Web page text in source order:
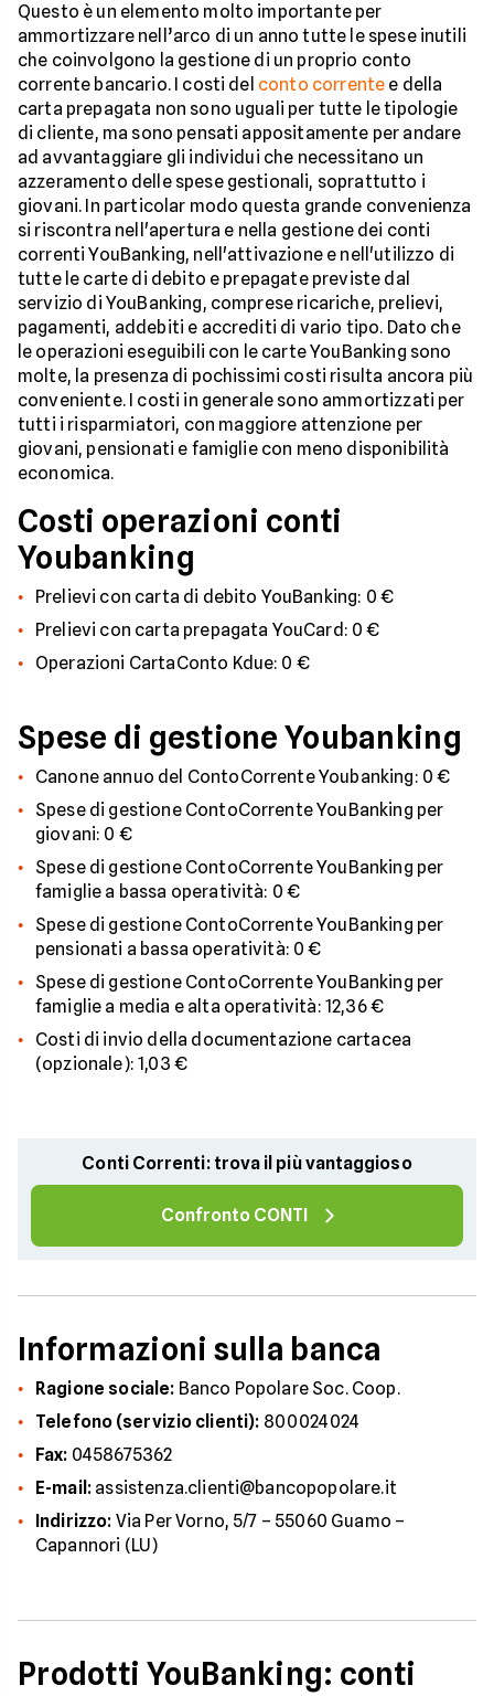
Questo è un elemento molto importante per
ammortizzare nell’arco di un anno tutte le spese inutili
che coinvolgono la gestione di un proprio conto
corrente bancario. I costi del conto corrente e della
carta prepagata non sono uguali per tutte le tipologie
di cliente, ma sono pensati appositamente per andare
ad avvantaggiare gli individui che necessitano un
azzeramento delle spese gestionali, soprattutto i
giovani. In particolar modo questa grande convenienza
si riscontra nell'apertura e nella gestione dei conti
correnti YouBanking, nell'attivazione e nell'utilizzo di
tutte le carte di debito e prepagate previste dal
servizio di YouBanking, comprese ricariche, prelievi,
pagamenti, addebiti e accrediti di vario tipo. Dato che
le operazioni eseguibili con le carte YouBanking sono
molte, la presenza di pochissimi costi risulta ancora più
conveniente. I costi in generale sono ammortizzati per
tutti i risparmiatori, con maggiore attenzione per
giovani, pensionati e famiglie con meno disponibilità
economica.
Costi operazioni conti
Youbanking
Prelievi con carta di debito YouBanking: 0 €
Prelievi con carta prepagata YouCard: 0 €
Operazioni CartaConto Kdue: 0 €
Spese di gestione Youbanking
Canone annuo del ContoCorrente Youbanking: 0 €
Spese di gestione ContoCorrente YouBanking per
giovani: 0 €
Spese di gestione ContoCorrente YouBanking per
famiglie a bassa operatività: 0 €
Spese di gestione ContoCorrente YouBanking per
pensionati a bassa operatività: 0 €
Spese di gestione ContoCorrente YouBanking per
famiglie a media e alta operatività: 12,36 €
Costi di invio della documentazione cartacea
(opzionale): 1,03 €
Conti Correnti: trova il più vantaggioso
Confronto CONTI
Informazioni sulla banca
Ragione sociale: Banco Popolare Soc. Coop.
Telefono (servizio clienti): 800024024
Fax: 0458675362
E-mail: assistenza.clienti@bancopopolare.it
Indirizzo: Via Per Vorno, 5/7 – 55060 Guamo –
Capannori (LU)
Prodotti YouBanking: conti